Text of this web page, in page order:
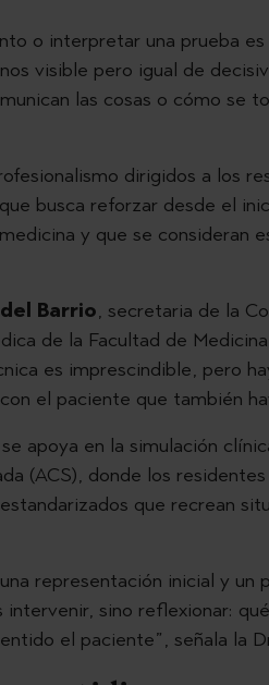
o interpretar una prueba
visible pero igual de
las cosas o cómo se
dirigidos a los
busca reforzar desde el
y que se consideran
Barrio, secretaria de la
de la Facultad de
es imprescindible, pero
el paciente que también
apoya en la simulación
(ACS), donde los
que recrean
representación inicial y un
sino reflexionar:
el paciente”, señala la